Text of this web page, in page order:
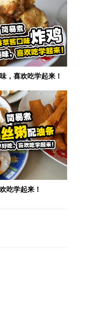
，喜欢吃学起来！
吃学起来！